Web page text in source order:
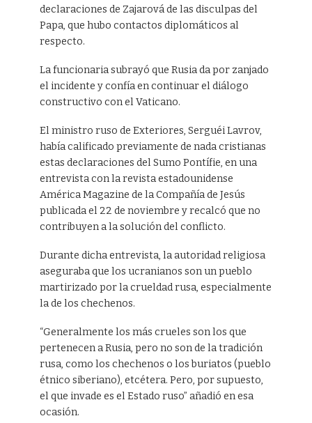
declaraciones de Zajarová de las disculpas del
Papa, que hubo contactos diplomáticos al
respecto.
La funcionaria subrayó que Rusia da por zanjado
el incidente y confía en continuar el diálogo
constructivo con el Vaticano.
El ministro ruso de Exteriores, Serguéi Lavrov,
había calificado previamente de nada cristianas
estas declaraciones del Sumo Pontífie, en una
entrevista con la revista estadounidense
América Magazine de la Compañía de Jesús
publicada el 22 de noviembre y recalcó que no
contribuyen a la solución del conflicto.
Durante dicha entrevista, la autoridad religiosa
aseguraba que los ucranianos son un pueblo
martirizado por la crueldad rusa, especialmente
la de los chechenos.
“Generalmente los más crueles son los que
pertenecen a Rusia, pero no son de la tradición
rusa, como los chechenos o los buriatos (pueblo
étnico siberiano), etcétera. Pero, por supuesto,
el que invade es el Estado ruso” añadió en esa
ocasión.